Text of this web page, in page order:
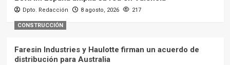
Dpto. Redacción 8 agosto, 2026 217
CONSTRUCCIÓN
Faresin Industries y Haulotte firman un acuerdo de
distribución para Australia